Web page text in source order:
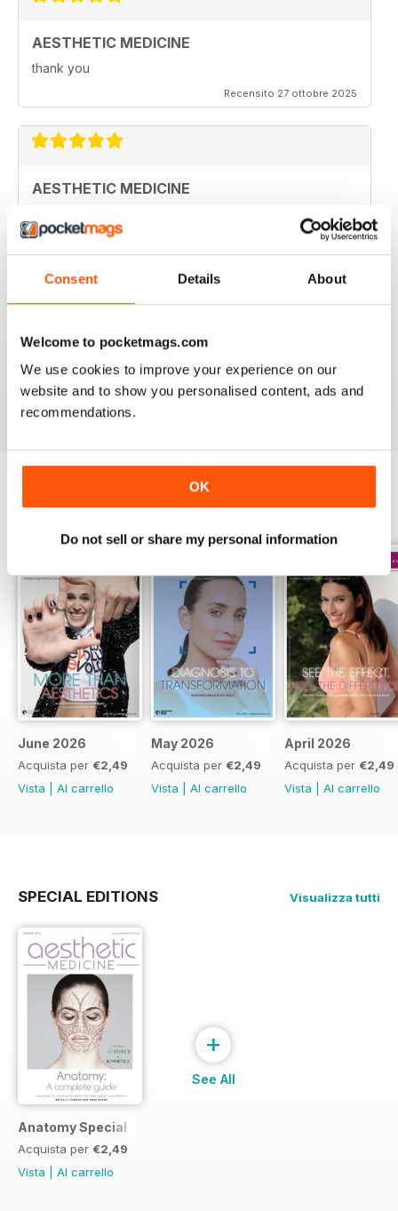
Consent Details About
Welcome to pocketmags.com
We use cookies to improve your experience on our
website and to show you personalised content, ads and
recommendations.
OK
Do not sell or share my personal information
AESTHETIC MEDICINE
thank you
Recensito 27 ottobre 2025
AESTHETIC MEDICINE
Recensito 16 gennaio 2022
HIGHLY PROFESSIONAL
Recensito 17 luglio 2019
EDIZIONI INDIETRO
June 2026
Acquista per €2,49
Vista
Al carrello
May 2026
Acquista per €2,49
Vista
Al carrello
April 2026
Acquista per €2,49
Vista
Al carrello
SPECIAL EDITIONS Visualizza tutti
Anatomy Special
Acquista per €2,49
Vista
Al carrello
+
See All